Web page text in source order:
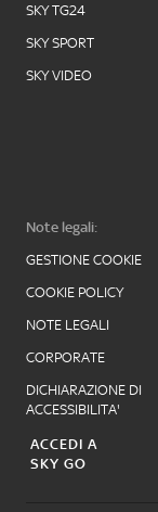
SKY TG24
SKY SPORT
SKY VIDEO
Note legali:
GESTIONE COOKIE
COOKIE POLICY
NOTE LEGALI
CORPORATE
DICHIARAZIONE DI
ACCESSIBILITA'
ACCEDI A
SKY GO